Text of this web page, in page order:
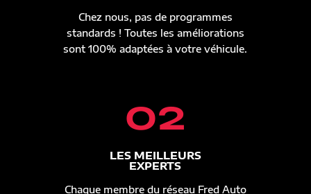
Chez nous, pas de programmes
standards ! Toutes les améliorations
sont 100% adaptées à votre véhicule.
02
LES MEILLEURS
EXPERTS
Chaque membre du réseau Fred Auto